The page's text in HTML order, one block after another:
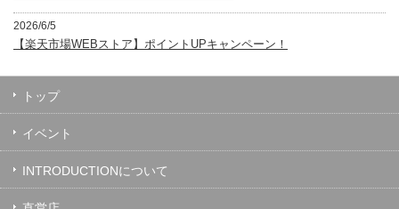
2026/6/5
【楽天市場WEBストア】ポイントUPキャンペーン！
トップ
イベント
INTRODUCTIONについて